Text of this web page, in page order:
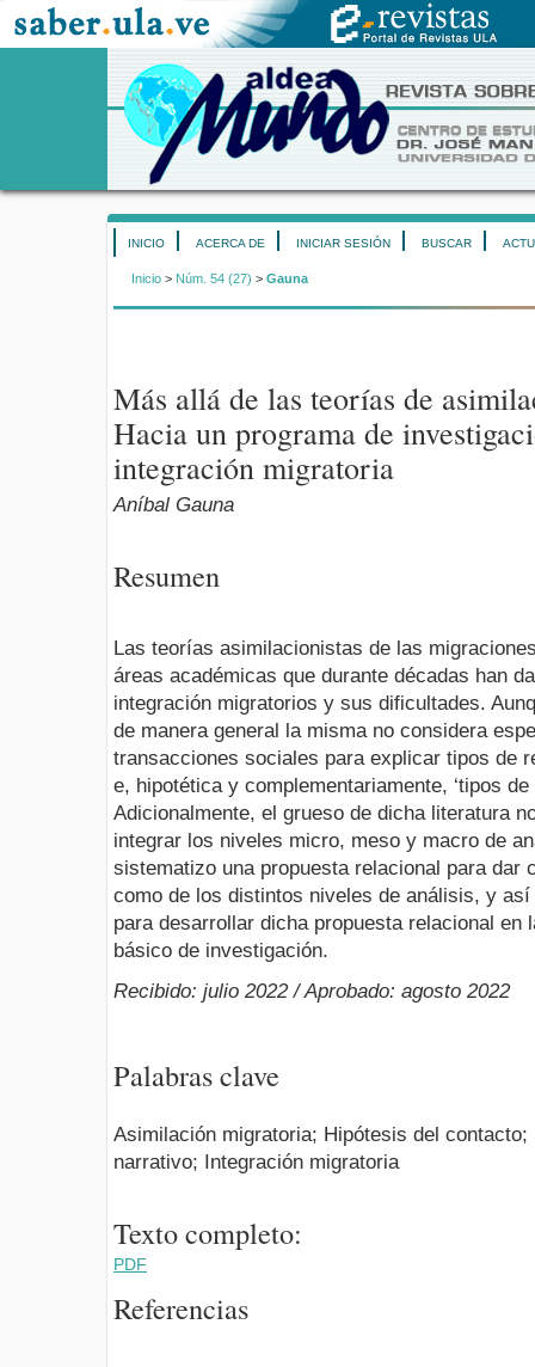
INICIO ACERCA DE INICIAR SESIÓN BUSCAR
Inicio > Núm. 54 (27) > Gauna
Más allá de las teorías de
Hacia un programa de
integración migratoria
Aníbal Gauna
Resumen
Las teorías asimilacionistas de las
áreas académicas que durante décadas han
integración migratorios y sus dificultades.
de manera general la misma no considera
transacciones sociales para explicar tipos de
e, hipotética y complementariamente, ‘tipos
Adicionalmente, el grueso de dicha literatura
integrar los niveles micro, meso y macro de
sistematizo una propuesta relacional para dar
como de los distintos niveles de análisis, y
para desarrollar dicha propuesta relacional en
básico de investigación.
Recibido: julio 2022 / Aprobado: agosto 2022
Palabras clave
Asimilación migratoria; Hipótesis del
narrativo; Integración migratoria
Texto completo:
PDF
Referencias